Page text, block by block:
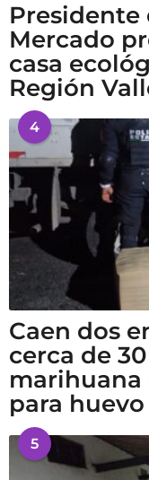
Presidente
Mercado
casa
Región
4
Caen dos
cerca de
marihuana
para huevo
5